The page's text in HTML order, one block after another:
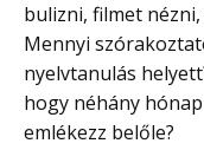
bulizni, filmet
Mennyi
nyelvtanulás
hogy néhány
emlékezz belőle?